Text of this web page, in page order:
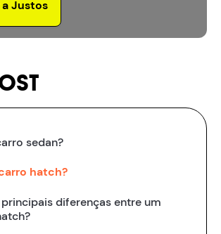
Justos
sedan?
hatch?
diferenças entre um